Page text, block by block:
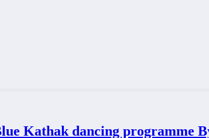
dancing programme By